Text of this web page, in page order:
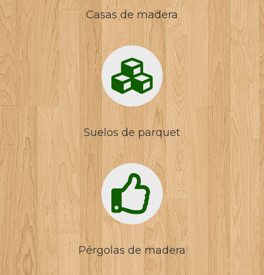
Casas de madera
Suelos de parquet
Pérgolas de madera